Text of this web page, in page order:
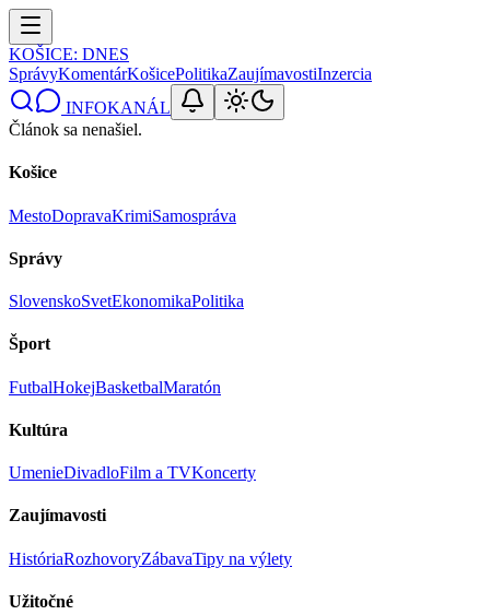
KOŠICE: DNES
SprávyKomentárKošicePolitikaZaujímavostiInzercia
INFOKANÁL
Článok sa nenašiel.
Košice
MestoDopravaKrimiSamospráva
Správy
SlovenskoSvetEkonomikaPolitika
Šport
FutbalHokejBasketbalMaratón
Kultúra
UmenieDivadloFilm a TVKoncerty
Zaujímavosti
HistóriaRozhovoryZábavaTipy na výlety
Užitočné